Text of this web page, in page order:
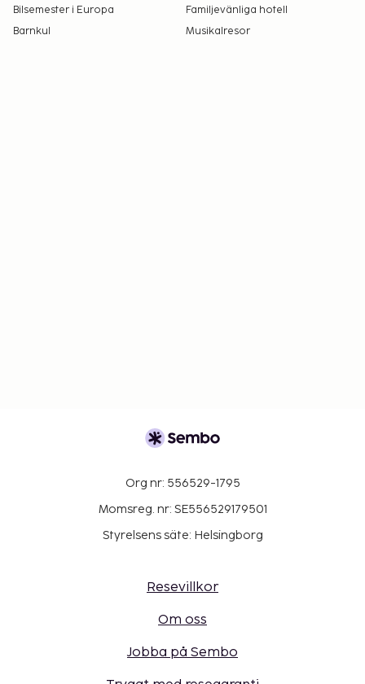
Bilsemester i Europa
Familjevänliga hotell
Barnkul
Musikalresor
Org nr: 556529-1795
Momsreg. nr: SE556529179501
Styrelsens säte: Helsingborg
Resevillkor
Om oss
Jobba på Sembo